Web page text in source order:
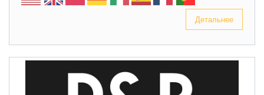
Детальнее